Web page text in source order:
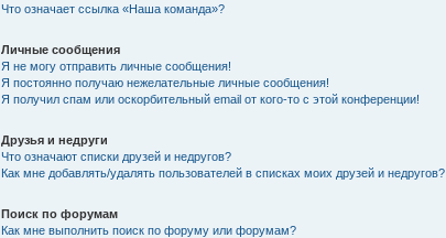
Что означает ссылка «Наша команда»?
Личные сообщения
Я не могу отправить личные сообщения!
Я постоянно получаю нежелательные личные сообщения!
Я получил спам или оскорбительный email от кого-то с этой конференции!
Друзья и недруги
Что означают списки друзей и недругов?
Как мне добавлять/удалять пользователей в списках моих друзей и недругов?
Поиск по форумам
Как мне выполнить поиск по форуму или форумам?